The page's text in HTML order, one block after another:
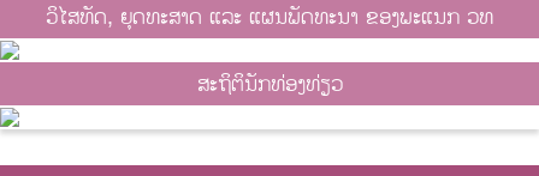
ວິໄສທັດ, ຍຸດທະສາດ ແລະ ແຜນພັດທະນາ ຂອງພະແນກ ວທ
ສະຖິຕິນັກທ່ອງທ່ຽວ